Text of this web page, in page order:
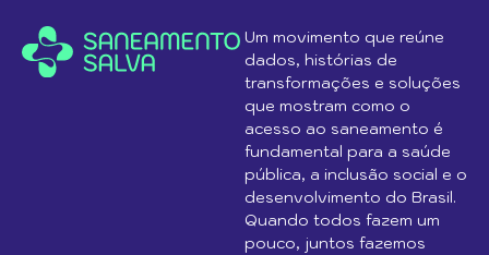
Um movimento que reúne
dados, histórias de
transformações e soluções
que mostram como o
acesso ao saneamento é
fundamental para a saúde
pública, a inclusão social e o
desenvolvimento do Brasil.
Quando todos fazem um
pouco, juntos fazemos